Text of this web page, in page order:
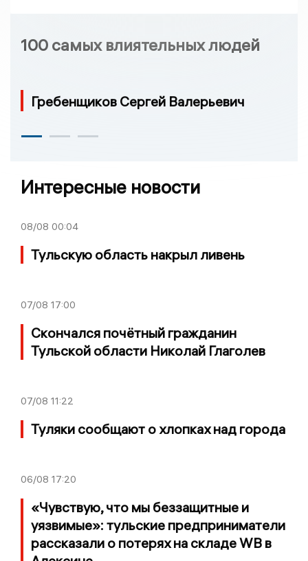
100 самых влиятельных людей
Гребенщиков Сергей Валерьевич
Интересные новости
08/08 00:04
Тульскую область накрыл ливень
07/08 17:00
Скончался почётный гражданин
Тульской области Николай Глаголев
07/08 11:22
Туляки сообщают о хлопках над города
06/08 17:20
«Чувствую, что мы беззащитные и
уязвимые»: тульские предприниматели
рассказали о потерях на складе WB в